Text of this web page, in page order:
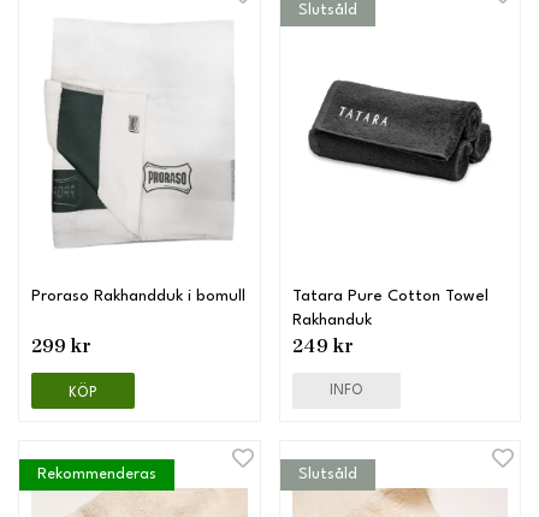
Proraso Rakhandduk i bomull
299 kr
KÖP
Slutsåld
Tatara Pure Cotton Towel
Rakhanduk
249 kr
INFO
Rekommenderas Slutsåld